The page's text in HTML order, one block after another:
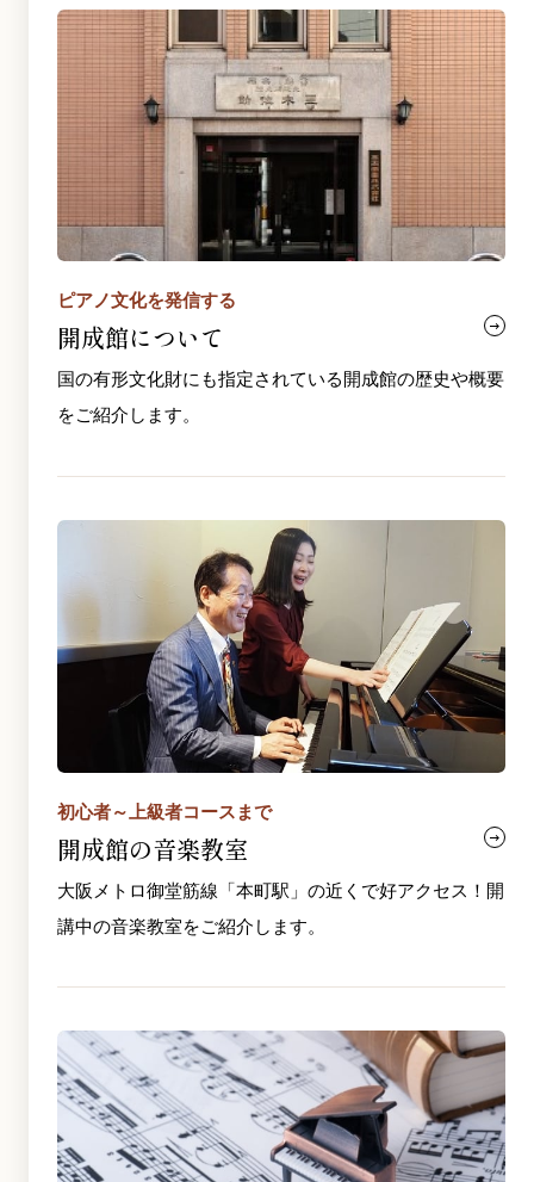
ピアノ文化を発信する
開成館について
国の有形文化財にも指定されている開成館の歴史や概要
をご紹介します。
初心者～上級者コースまで
開成館の音楽教室
大阪メトロ御堂筋線「本町駅」の近くで好アクセス！開
講中の音楽教室をご紹介します。